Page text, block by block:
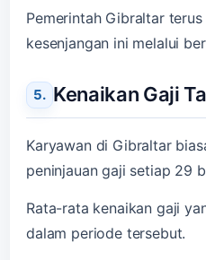
Pemerintah Gibraltar
kesenjangan ini melalui
Kenaikan Gaji
Karyawan di Gibraltar
peninjauan gaji setiap 29
Rata-rata kenaikan gaji
dalam periode tersebut.